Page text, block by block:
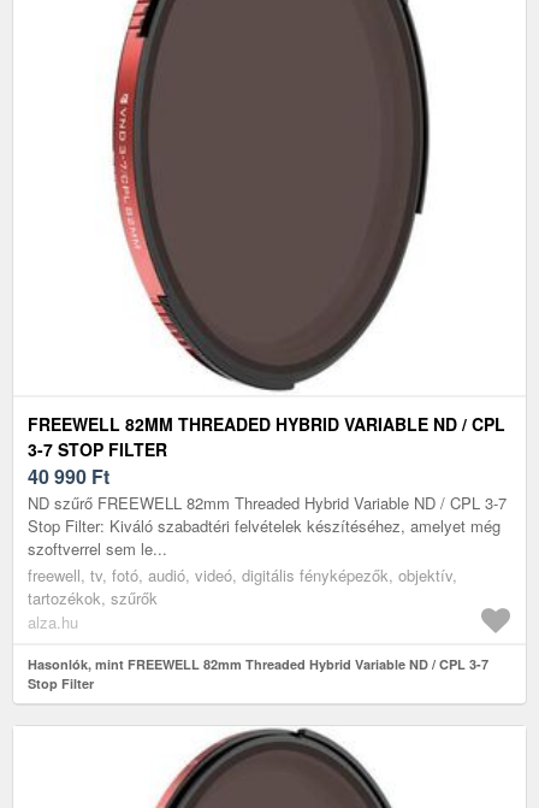
FREEWELL 82MM THREADED HYBRID VARIABLE ND / CPL
3-7 STOP FILTER
40 990 Ft
ND szűrő FREEWELL 82mm Threaded Hybrid Variable ND / CPL 3-7
Stop Filter: Kiváló szabadtéri felvételek készítéséhez, amelyet még
szoftverrel sem le...
freewell, tv, fotó, audió, videó, digitális fényképezők, objektív,
tartozékok, szűrők
alza.hu
Hasonlók, mint FREEWELL 82mm Threaded Hybrid Variable ND / CPL 3-7
Stop Filter